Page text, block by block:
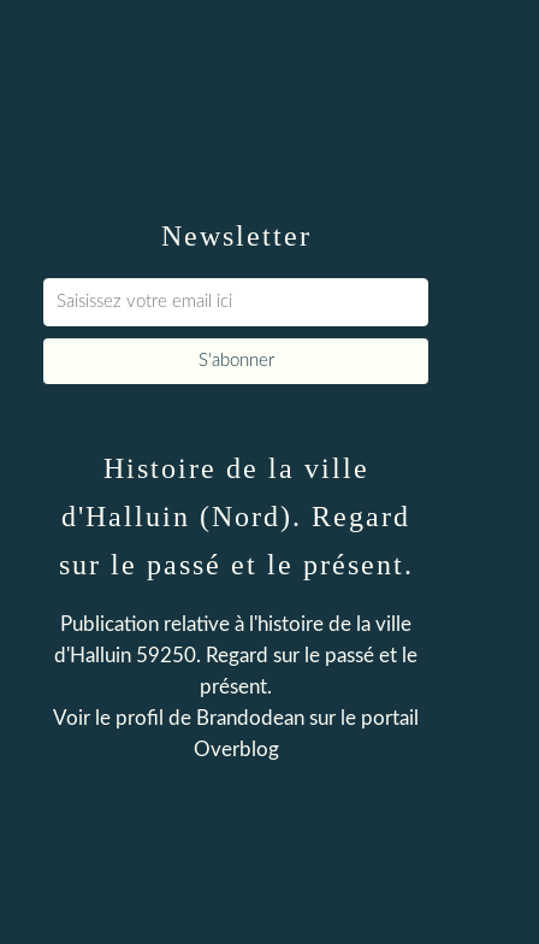
Newsletter
Histoire de la ville
d'Halluin (Nord). Regard
sur le passé et le présent.
Publication relative à l'histoire de la ville
d'Halluin 59250. Regard sur le passé et le
présent.
Voir le profil de Brandodean sur le portail
Overblog